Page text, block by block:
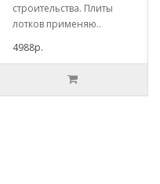
строительства. Плиты
лотков применяю..
4988р.